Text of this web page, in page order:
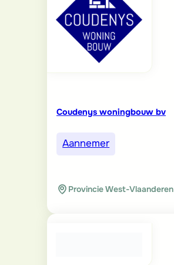
Coudenys woningbouw bv
Aannemer
Provincie West-Vlaanderen